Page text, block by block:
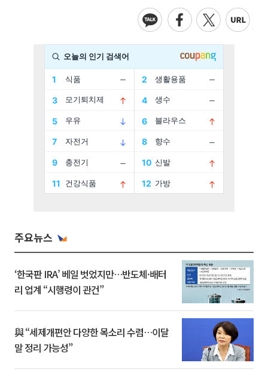
주요뉴스
‘한국판 IRA’ 베일 벗었지만…반도체·배터
리 업계 “시행령이 관건”
與 “세제개편안 다양한 목소리 수렴…이달
말 정리 가능성”